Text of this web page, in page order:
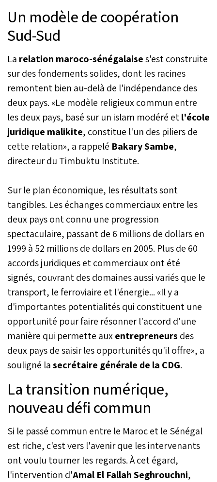
Un modèle de coopération
Sud-Sud
La relation maroco-sénégalaises'est construite
sur des fondements solides, dont les racines
remontent bien au-delà de l'indépendance des
deux pays. «Le modèle religieux commun entre
les deux pays, basé sur un islam modéré etl'école
juridique malikite, constitue l'un des piliers de
cette relation», a rappelé Bakary Sambe,
directeur du Timbuktu Institute.
Sur le plan économique, les résultats sont
tangibles. Les échanges commerciaux entre les
deux pays ont connu une progression
spectaculaire, passant de 6 millions de dollars en
1999 à 52 millions de dollars en 2005. Plus de 60
accords juridiques et commerciaux ont été
signés, couvrant des domaines aussi variés que le
transport, le ferroviaire et l'énergie... «Il y a
d'importantes potentialités qui constituent une
opportunité pour faire résonner l'accord d'une
manière qui permette auxentrepreneurs des
deux pays de saisir les opportunités qu'il offre», a
souligné lasecrétaire générale de la CDG.
La transition numérique,
nouveau défi commun
Si le passé commun entre le Maroc et le Sénégal
est riche, c'est vers l'avenir que les intervenants
ont voulu tourner les regards. À cet égard,
l'intervention d'Amal El Fallah Seghrouchni,